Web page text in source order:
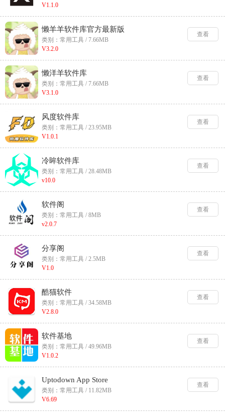
V1.1.0
懒羊羊软件库官方最新版
类别：常用工具 / 7.66MB
V3.2.0
查看
懒洋羊软件库
类别：常用工具 / 7.66MB
V3.1.0
查看
风度软件库
类别：常用工具 / 23.95MB
V1.0.1
查看
冷眸软件库
类别：常用工具 / 28.48MB
v10.0
查看
软件阁
类别：常用工具 / 8MB
v2.0.7
查看
分享阁
类别：常用工具 / 2.5MB
V1.0
查看
酷猫软件
类别：常用工具 / 34.58MB
V2.8.0
查看
软件基地
类别：常用工具 / 49.96MB
V1.0.2
查看
Uptodown App Store
类别：常用工具 / 11.82MB
V6.69
查看